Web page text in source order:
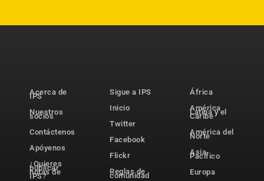
Acerca de
IPS
Nuestros
socios
Contáctenos
Apóyenos
¿Quieres
publicar
notas de
IPS?
Sigue a IPS
Inicio
Twitter
Facebook
Flickr
Reglas de
comunidad
África
América
Latina y el
Caribe
América del
Norte
Asia-
Pacífico
Europa